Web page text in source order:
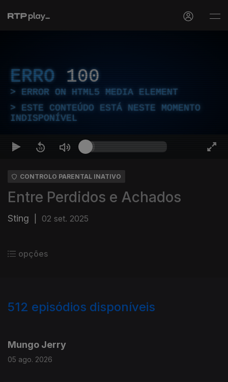
ERRO 100
ERROR ON HTML5 MEDIA ELEMENT
ESTE CONTEÚDO ESTÁ NESTE MOMENTO
INDISPONÍVEL
CONTROLO PARENTAL INATIVO
Entre Perdidos e Achados
Sting 02 set. 2025
opções
512 episódios disponíveis
Mungo Jerry
05 ago. 2026